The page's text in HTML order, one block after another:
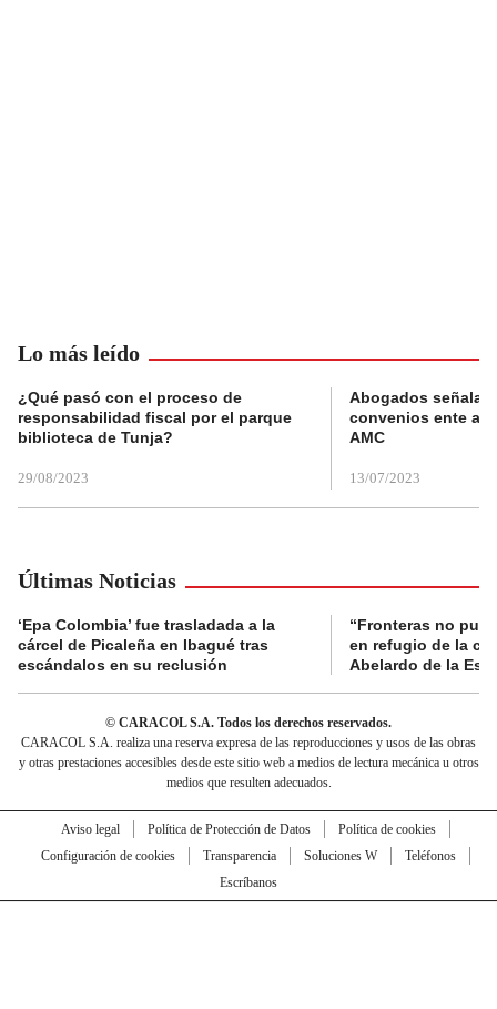
Lo más leído
¿Qué pasó con el proceso de
responsabilidad fiscal por el parque
biblioteca de Tunja?
29/08/2023
Abogados
convenios ente
AMC
13/07/2023
Últimas Noticias
‘Epa Colombia’ fue trasladada a la
cárcel de Picaleña en Ibagué tras
escándalos en su reclusión
“Fronteras no
en refugio de la
Abelardo de la
© CARACOL S.A. Todos los derechos reservados.
CARACOL S.A. realiza una reserva expresa de las reproducciones y usos de las obras
y otras prestaciones accesibles desde este sitio web a medios de lectura mecánica u otros
medios que resulten adecuados.
Aviso legal Política de Protección de Datos
Política de cookies
Configuración de cookies
Transparencia Soluciones W
Teléfonos
Escríbanos